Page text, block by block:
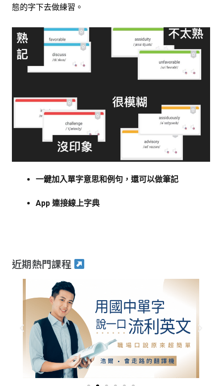
態的字下去做練習。
一鍵加入單字意思和例句，還可以做筆記
App 連接線上字典
近期熱門課程